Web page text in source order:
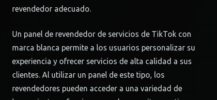
revendedor adecuado.
Un panel de revendedor de servicios de TikTok con
marca blanca permite a los usuarios personalizar su
experiencia y ofrecer servicios de alta calidad a sus
clientes. Al utilizar un panel de este tipo, los
revendedores pueden acceder a una variedad de